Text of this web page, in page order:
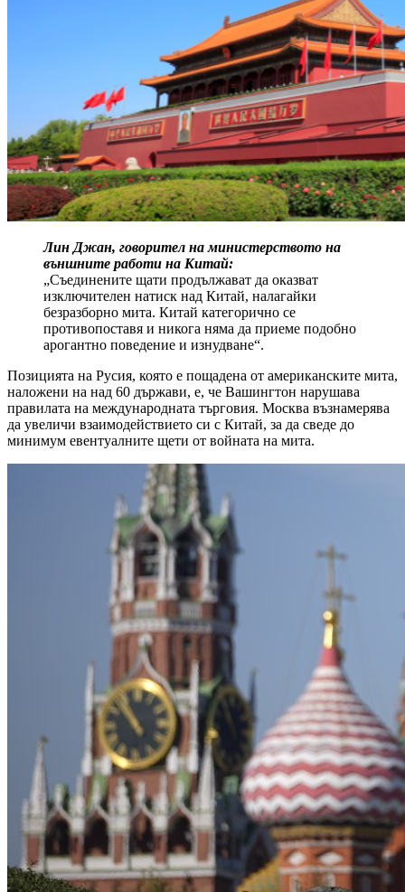
Лин Джан, говорител на министерството на
външните работи на Китай:
„Съединените щати продължават да оказват
изключителен натиск над Китай, налагайки
безразборно мита. Китай категорично се
противопоставя и никога няма да приеме подобно
арогантно поведение и изнудване“.
Позицията на Русия, която е пощадена от американските мита,
наложени на над 60 държави, е, че Вашингтон нарушава
правилата на международната търговия. Москва възнамерява
да увеличи взаимодействието си с Китай, за да сведе до
минимум евентуалните щети от войната на мита.